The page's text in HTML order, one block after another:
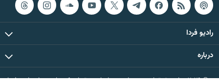
رادیو فردا
درباره
© ۲۰۲۶ تمام حقوق این وب‌سایت، بر اساس مقررات کپی‌رایت، برای رادیو فردا